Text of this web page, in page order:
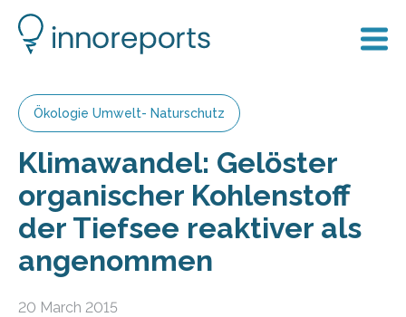
Ökologie Umwelt- Naturschutz
Klimawandel: Gelöster
organischer Kohlenstoff
der Tiefsee reaktiver als
angenommen
20 March 2015